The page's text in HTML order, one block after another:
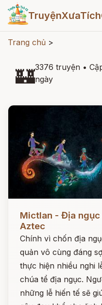
Trang chủ >
🏰3376 truyện •
ngày
Mictlan - Địa
Aztec
Chính vì chốn địa
quản vô cùng đáng
thực hiện nhiều nghi
chúa tể địa ngục.
những lễ hiến tế sẽ